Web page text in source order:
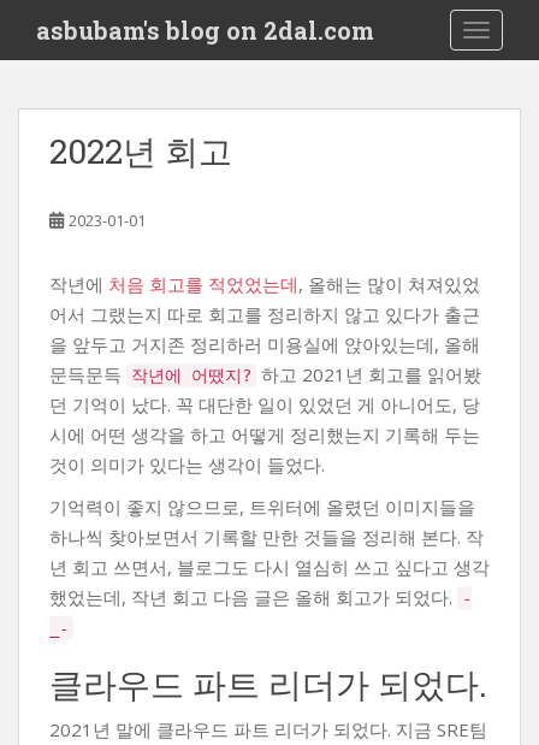
i
asbubam's blog on 2dal.com
2022년 회고
2023-01-01
작년에 처음 회고를 적었었는데, 올해는 많이 쳐져있었
어서 그랬는지 따로 회고를 정리하지 않고 있다가 출근
을 앞두고 거지존 정리하러 미용실에 앉아있는데, 올해
문득문득
작년에 어땠지? 하고 2021년 회고를 읽어봤
던 기억이 났다. 꼭 대단한 일이 있었던 게 아니어도, 당
시에 어떤 생각을 하고 어떻게 정리했는지 기록해 두는
것이 의미가 있다는 생각이 들었다.
기억력이 좋지 않으므로, 트위터에 올렸던 이미지들을
하나씩 찾아보면서 기록할 만한 것들을 정리해 본다. 작
년 회고 쓰면서, 블로그도 다시 열심히 쓰고 싶다고 생각
했었는데, 작년 회고 다음 글은 올해 회고가 되었다.
-
_-
클라우드 파트 리더가 되었다.
2021년 말에 클라우드 파트 리더가 되었다. 지금 SRE팀